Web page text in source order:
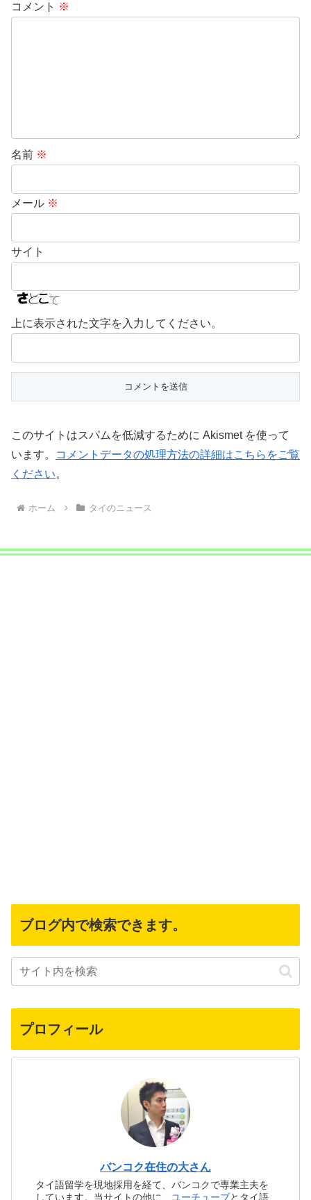
コメント ※
名前 ※
メール ※
サイト
上に表示された文字を入力してください。
このサイトはスパムを低減するために Akismet を使って
います。
コメントデータの処理方法の詳細はこちらをご覧
ください。
ホーム タイのニュース
ブログ内で検索できます。
プロフィール
バンコク在住の大さん
タイ語留学を現地採用を経て、バンコクで専業主夫を
しています。当サイトの他に、 ユーチューブとタイ語